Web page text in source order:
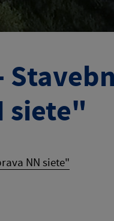
siete"
NN siete"